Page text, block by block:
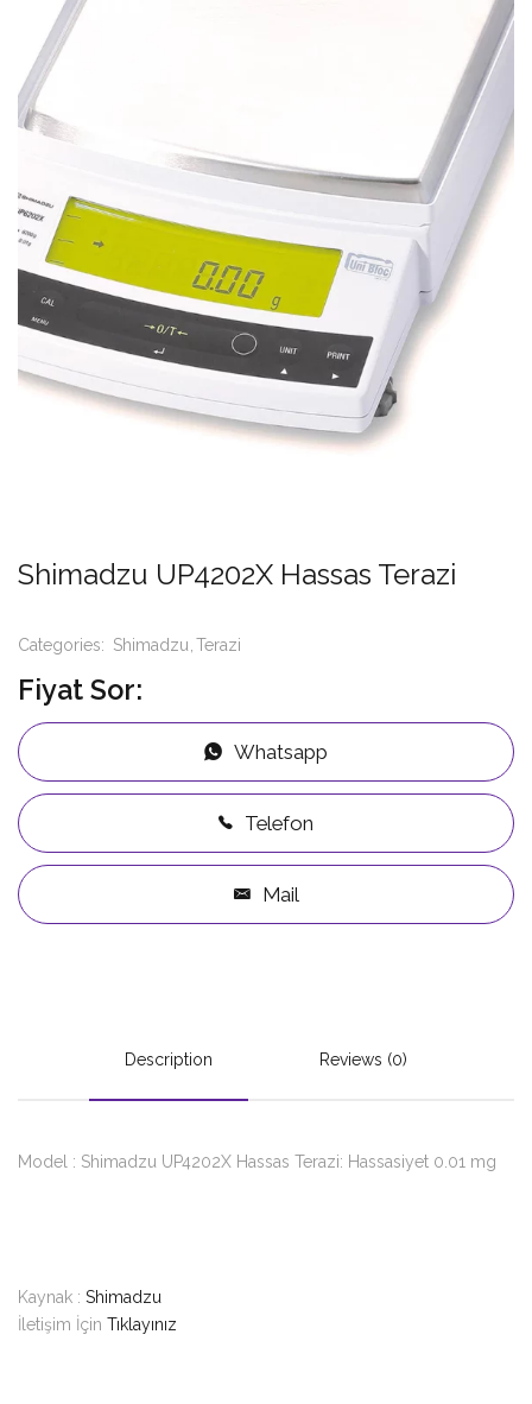
Shimadzu UP4202X Hassas Terazi
Categories: Shimadzu Terazi
Fiyat Sor:
Whatsapp
Telefon
Mail
Description Reviews (0)
Model : Shimadzu UP4202X Hassas Terazi: Hassasiyet 0.01 mg
Kaynak : Shimadzu
İletişim İçin Tıklayınız